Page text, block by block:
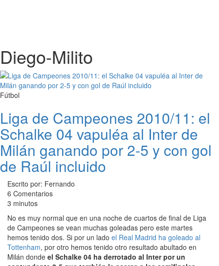
Diego-Milito
Fútbol
Liga de Campeones 2010/11: el
Schalke 04 vapuléa al Inter de
Milán ganando por 2-5 y con gol
de Raúl incluido
Escrito por: Fernando
6 Comentarios
3 minutos
No es muy normal que en una noche de cuartos de final de Liga
de Campeones se vean muchas goleadas pero este martes
hemos tenido dos. Si por un lado el Real Madrid ha goleado al
Tottenham, por otro hemos tenido otro resultado abultado en
Milán donde el Schalke 04 ha derrotado al Inter por un